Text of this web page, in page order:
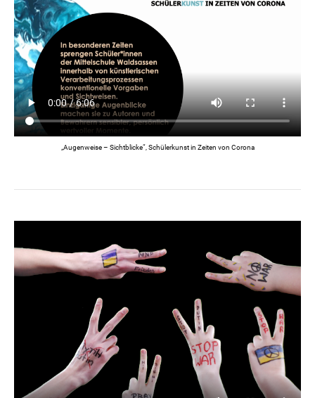
„Augenweise – Sichtblicke“, Schülerkunst in Zeiten von Corona